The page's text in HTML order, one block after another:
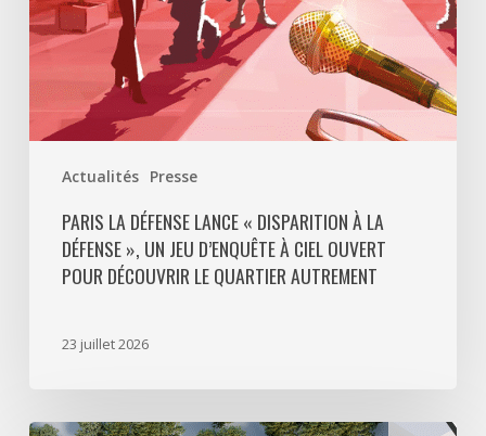
Actualités Presse
un
jeu
d’enquête
à
ciel
découvrir
quartier
PARIS LA DÉFENSE LANCE « DISPARITION À LA
DÉFENSE », UN JEU D’ENQUÊTE À CIEL OUVERT
POUR DÉCOUVRIR LE QUARTIER AUTREMENT
23 juillet 2026